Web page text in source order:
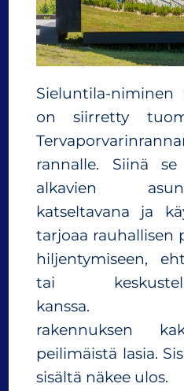
Sieluntila-niminen
on siirretty
rannalle. Siinä
alkavien
katseltavana ja
tarjoaa rauhallisen
hiljentymiseen,
tai
kanssa.
rakennuksen
peilimäistä lasia.
sisältä näkee ulos.